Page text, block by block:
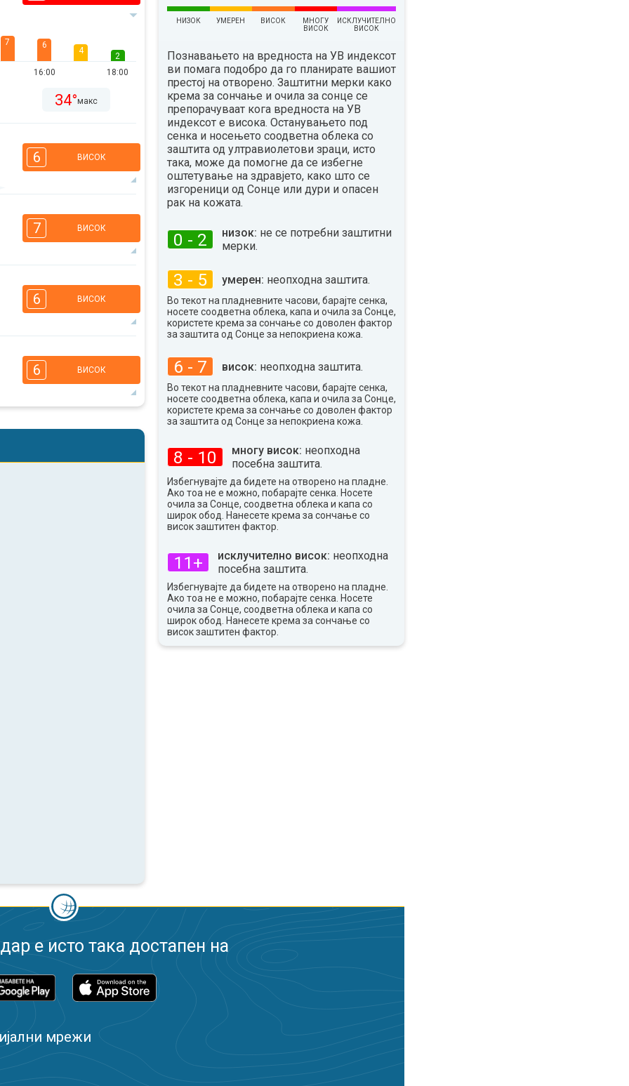
7 6
16:00
4
2
18:00
34°макс
6 ВИСОК
16:00
3
2
30°
7 ВИСОК
16:00
3
32°макс
6 ВИСОК
16:00
3
2
33°
6 ВИСОК
3
2
НИЗОК УМЕРЕН ВИСОК
МНОГУ
ВИСОК
ИСКЛУЧИТЕЛНО
ВИСОК
Познавањето на вредноста на УВ индексот
ви помага подобро да го планирате вашиот
престој на отворено. Заштитни мерки како
крема за сончање и очила за сонце се
препорачуваат кога вредноста на УВ
индексот е висока. Останувањето под
сенка и носењето соодветна облека со
заштита од ултравиолетови зраци, исто
така, може да помогне да се избегне
оштетување на здравјето, како што се
изгореници од Сонце или дури и опасен
рак на кожата.
0 - 2 низок: не се потребни заштитни
мерки.
3 - 5 умерен: неопходна заштита.
Во текот на пладневните часови, барајте сенка,
носете соодветна облека, капа и очила за Сонце,
користете крема за сончање со доволен фактор
за заштита од Сонце за непокриена кожа.
6 - 7 висок: неопходна заштита.
Во текот на пладневните часови, барајте сенка,
носете соодветна облека, капа и очила за Сонце,
користете крема за сончање со доволен фактор
за заштита од Сонце за непокриена кожа.
8 - 10 многу висок: неопходна
посебна заштита.
Избегнувајте да бидете на отворено на пладне.
Ако тоа не е можно, побарајте сенка. Носете
очила за Сонце, соодветна облека и капа со
широк обод. Нанесете крема за сончање со
висок заштитен фактор.
11+ исклучително висок: неопходна
посебна заштита.
Избегнувајте да бидете на отворено на пладне.
Ако тоа не е можно, побарајте сенка. Носете
очила за Сонце, соодветна облека и капа со
широк обод. Нанесете крема за сончање со
висок заштитен фактор.
е исто така достапен на
мрежи